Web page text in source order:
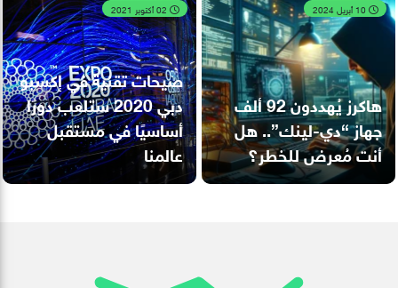
هاكرز يُهددون 92 ألف
جهاز “دي-لينك”.. هل
أنت مُعرض للخطر؟
صيحات تقنية في إكسبو
دبي 2020 ستلعب دورًا
أساسيًا في مستقبل
عالمنا